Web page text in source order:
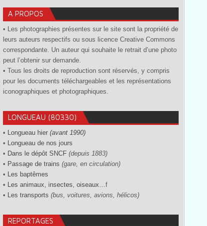
A PROPOS
• Les photographies présentes sur le site sont la propriété de
leurs auteurs respectifs ou sous licence Creative Commons
correspondante. Un auteur qui souhaite le retrait d’une photo
peut l’obtenir sur demande.
• Tous les droits de reproduction sont réservés, y compris
pour les documents téléchargeables et les représentations
iconographiques et photographiques.
LONGUEAU (80330)
• Longueau hier (avant 1990)
• Longueau de nos jours
• Dans le dépôt SNCF (depuis 1883)
• Passage de trains (gare, en circulation)
• Les baptêmes
• Les animaux, insectes, oiseaux…f
• Les transports (bus, voitures, avions, hélicos)
REPORTAGES